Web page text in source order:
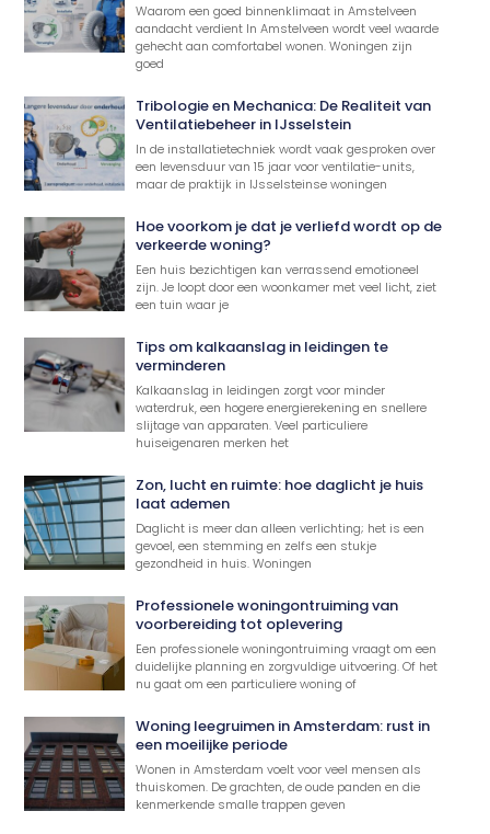
Waarom een goed binnenklimaat in Amstelveen
aandacht verdient In Amstelveen wordt veel waarde
gehecht aan comfortabel wonen. Woningen zijn
goed
Tribologie en Mechanica: De Realiteit van
Ventilatiebeheer in IJsselstein
In de installatietechniek wordt vaak gesproken over
een levensduur van 15 jaar voor ventilatie-units,
maar de praktijk in IJsselsteinse woningen
Hoe voorkom je dat je verliefd wordt op de
verkeerde woning?
Een huis bezichtigen kan verrassend emotioneel
zijn. Je loopt door een woonkamer met veel licht, ziet
een tuin waar je
Tips om kalkaanslag in leidingen te
verminderen
Kalkaanslag in leidingen zorgt voor minder
waterdruk, een hogere energierekening en snellere
slijtage van apparaten. Veel particuliere
huiseigenaren merken het
Zon, lucht en ruimte: hoe daglicht je huis
laat ademen
Daglicht is meer dan alleen verlichting; het is een
gevoel, een stemming en zelfs een stukje
gezondheid in huis. Woningen
Professionele woningontruiming van
voorbereiding tot oplevering
Een professionele woningontruiming vraagt om een
duidelijke planning en zorgvuldige uitvoering. Of het
nu gaat om een particuliere woning of
Woning leegruimen in Amsterdam: rust in
een moeilijke periode
Wonen in Amsterdam voelt voor veel mensen als
thuiskomen. De grachten, de oude panden en die
kenmerkende smalle trappen geven